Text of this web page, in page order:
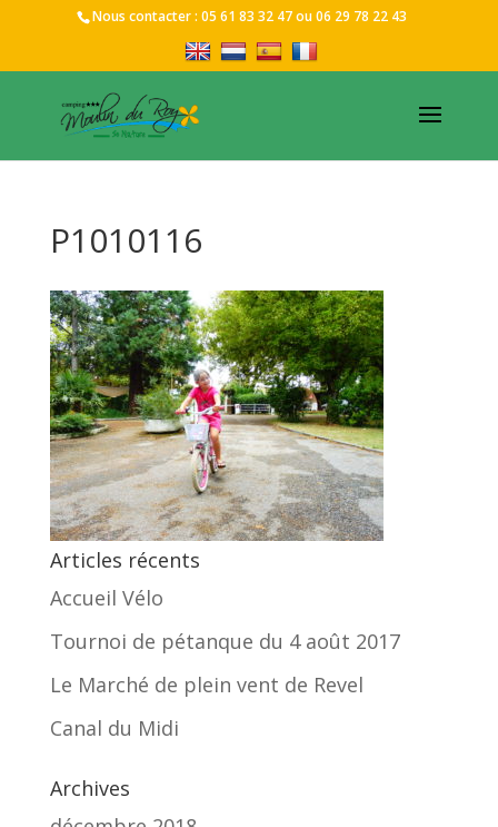
Nous contacter : 05 61 83 32 47ou06 29 78 22 43
P1010116
Articles récents
Accueil Vélo
Tournoi de pétanque du 4 août 2017
Le Marché de plein vent de Revel
Canal du Midi
Archives